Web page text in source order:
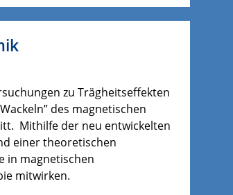
zu Trägheitseffekten
des magnetischen
Mithilfe der neu entwickelten
einer theoretischen
in magnetischen
mitwirken.